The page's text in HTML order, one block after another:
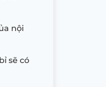
nội
sẽ có